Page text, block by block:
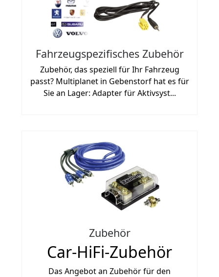
Fahrzeugspezifisches Zubehör
Zubehör, das speziell für Ihr Fahrzeug
passt? Multiplanet in Gebenstorf hat es für
Sie an Lager: Adapter für Aktivsyst...
Zubehör
Car-HiFi-Zubehör
Das Angebot an Zubehör für den